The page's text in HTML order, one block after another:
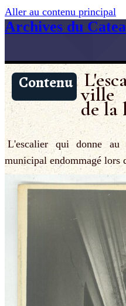
Aller au contenu principal
Archives du
Contenu
ville
de la
L'escalier qui donne
municipal endommagé lors